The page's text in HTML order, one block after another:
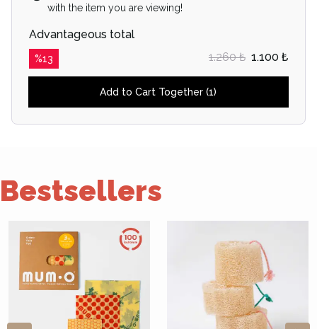
with the item you are viewing!
Advantageous total
%13 1.260 ₺ 1.100 ₺
Add to Cart Together (1)
Bestsellers